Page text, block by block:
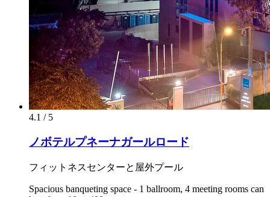
4.1 / 5
ノボテルプネーナガールロード
フィットネスセンターと屋外プール
Spacious banqueting space - 1 ballroom, 4 meeting rooms can